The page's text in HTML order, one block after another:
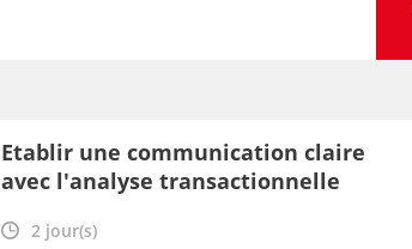
Etablir une communication claire
avec l'analyse transactionnelle
2 jour(s)